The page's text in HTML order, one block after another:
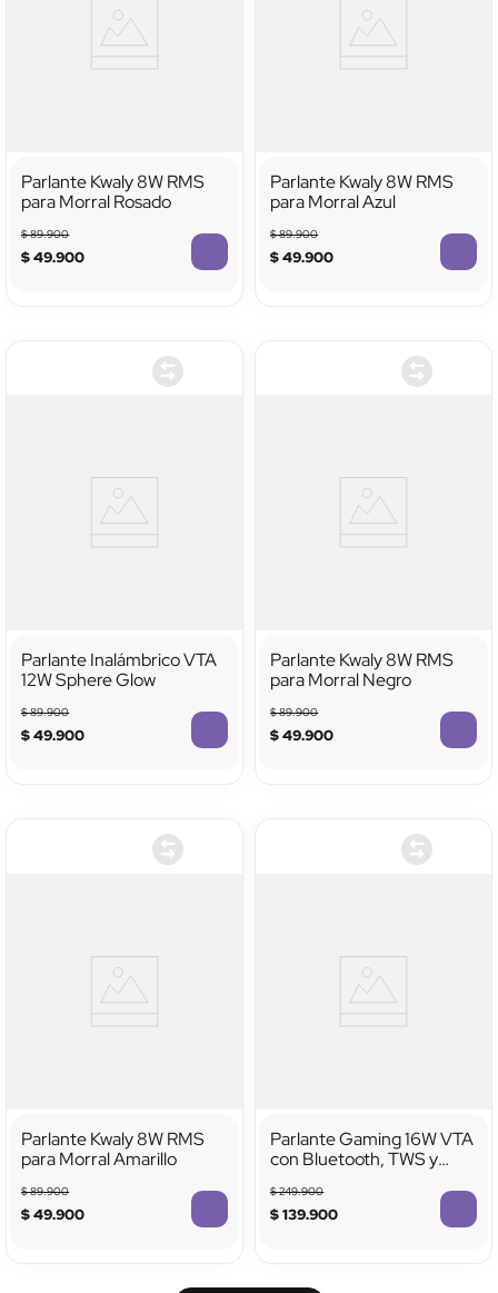
Parlante Kwaly 8W RMS
para Morral Rosado
$89.900
$49.900
Parlante Kwaly 8W RMS
para Morral Azul
$89.900
$49.900
Parlante Inalámbrico VTA
12W Sphere Glow
$89.900
$49.900
Parlante Kwaly 8W RMS
para Morral Negro
$89.900
$49.900
Parlante Kwaly 8W RMS
para Morral Amarillo
$89.900
$49.900
Parlante Gaming 16W VTA
con Bluetooth, TWS y
$249.900
$139.900